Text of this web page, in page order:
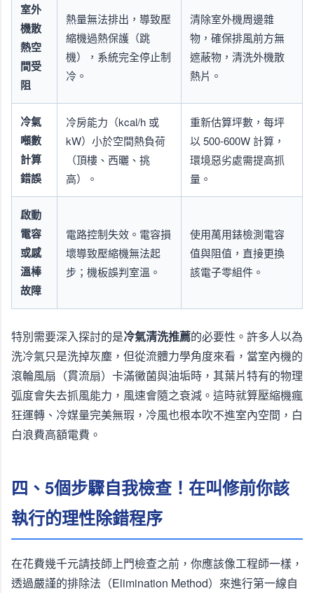
室外
機散
熱空
間受
阻
熱量無法排出，導致壓
縮機過熱保護（跳
機），系統完全停止制
冷。
清除室外機周邊雜
物，確保排風前方無
遮蔽物，清洗外機散
熱片。
冷氣
噸數
計算
錯誤
冷房能力（kcal/h 或
kW）小於空間熱負荷
（頂樓、西曬、挑
高）。
重新估算坪數，每坪
以 500-600W 計算，
環境惡劣處需提高抓
量。
啟動
電容
或感
溫棒
故障
電路控制失效。電容損
壞導致壓縮機無法起
步；機板誤判室溫。
使用萬用錶檢測電容
值與阻值，直接更換
該電子零組件。
特別需要深入探討的是冷氣清洗推薦的必要性。許多人以為
洗冷氣只是洗掉灰塵，但從流體力學角度來看，當室內機的
滾輪風扇（貫流扇）卡滿黴菌與油垢時，其葉片特有的物理
弧度會失去抓風能力，風速會隨之衰減。這時就算壓縮機瘋
狂運轉、冷媒量完美無瑕，冷風也根本吹不進室內空間，白
白浪費高額電費。
四、5個步驟自我檢查！在叫修前你該
執行的理性除錯程序
在花費幾千元請技師上門檢查之前，你應該像工程師一樣，
透過嚴謹的排除法（Elimination Method）來進行第一線自